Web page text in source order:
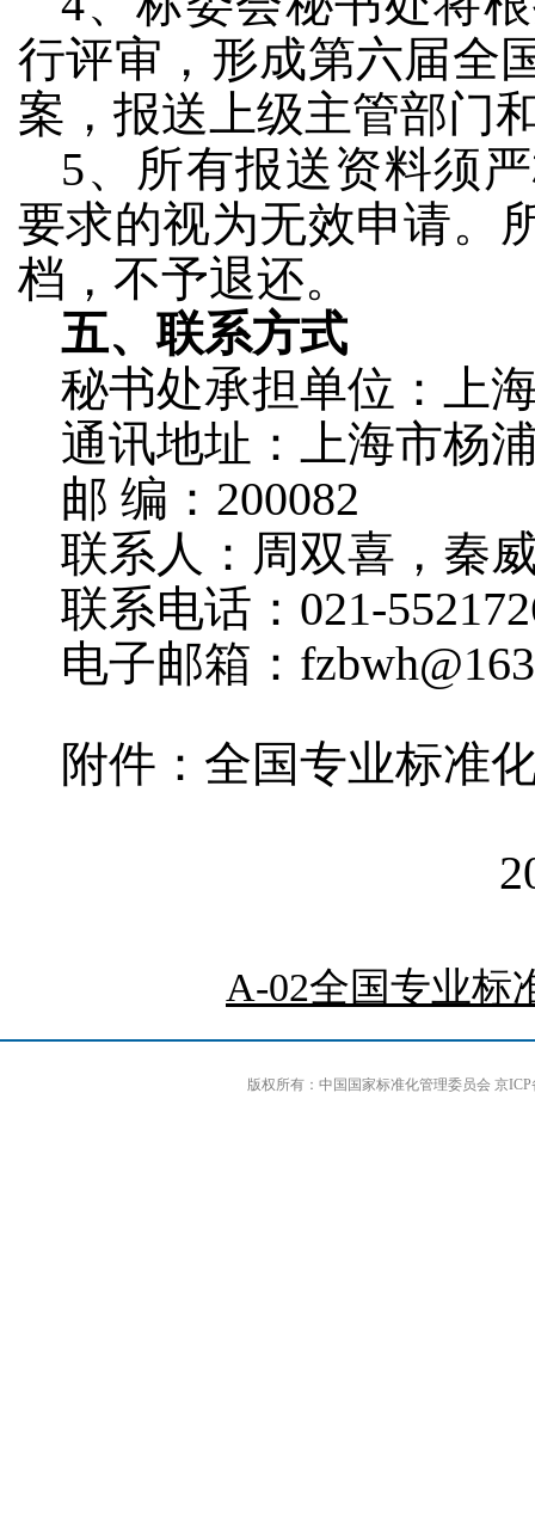
行评审，形成第六届全
案，报送上级主管部门
5、所有报送资料须
要求的视为无效申请。
档，不予退还。
五、联系方式
秘书处承担单位：上
通讯地址：上海市杨
邮 编：200082
联系人：周双喜，秦
联系电话：021-
电子邮箱：
附件：全国专业标准
A-02全国专业标
版权所有：中国国家标准化管理委员会 京